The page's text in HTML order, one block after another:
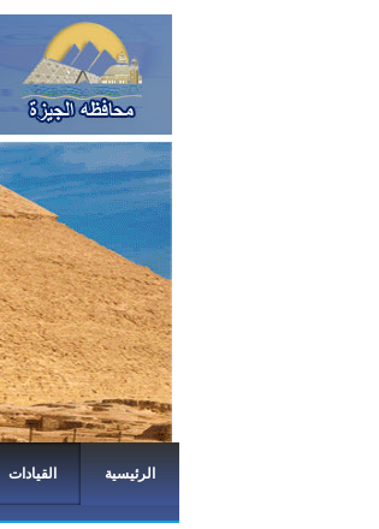
الرئيسية القيادات